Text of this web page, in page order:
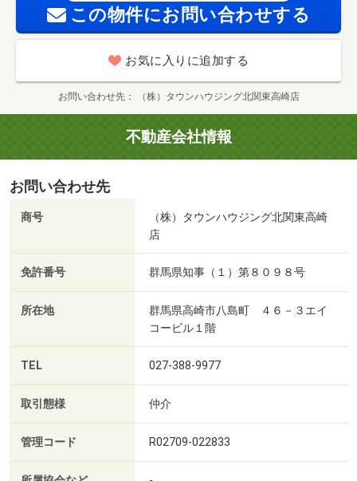
この物件にお問い合わせする
お気に入りに追加する
お問い合わせ先 （株）タウンハウジング北関東高崎店
不動産会社情報
お問い合わせ先
商号
（株）タウンハウジング北関東高崎
店
免許番号 群馬県知事（１）第８０９８号
所在地
群馬県高崎市八島町 ４６－３エイ
コービル１階
TEL 027-388-9977
取引態様 仲介
管理コード R02709-022833